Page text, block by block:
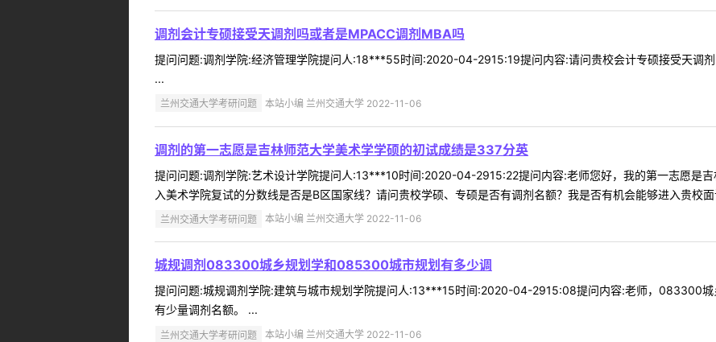
调剂会计专硕接受天调剂吗或者是MPACC调剂MBA吗
提问问题:调剂学院:经济管理学院提问人:18***55时间:2020-04-2915:19提问内容:请问贵校会计专硕接受天调剂
...
兰州交通大学考研问题 本站小编 兰州交通大学 2022-11-06
调剂的第一志愿是吉林师范大学美术学学硕的初试成绩是337分英
提问问题:调剂学院:艺术设计学院提问人:13***10时间:2020-04-2915:22提问内容:老师您好，我的第一志愿是
入美术学院复试的分数线是否是B区国家线？请问贵校学硕、专硕是否有调剂名额？我是否有机会能够进入贵校
兰州交通大学考研问题 本站小编 兰州交通大学 2022-11-06
城规调剂083300城乡规划学和085300城市规划有多少调
提问问题:城规调剂学院:建筑与城市规划学院提问人:13***15时间:2020-04-2915:08提问内容:老师，083300
有少量调剂名额。 ...
兰州交通大学考研问题 本站小编 兰州交通大学 2022-11-06